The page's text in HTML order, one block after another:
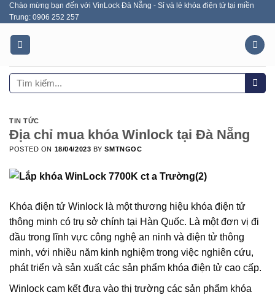
Skip
to
content
Chào mừng bạn đến với VinLock Đà Nẵng - Sỉ và lẻ khóa điện tử tại miền
Trung: 0906 252 257
Tìm
kiếm:
TIN TỨC
Địa chỉ mua khóa Winlock tại Đà Nẵng
POSTED ON 18/04/2023 BYSMTNGOC
Khóa điện tử Winlock là một thương hiệu khóa điện tử
thông minh có trụ sở chính tại Hàn Quốc. Là một đơn vị đi
đầu trong lĩnh vực công nghệ an ninh và điện tử thông
minh, với nhiều năm kinh nghiệm trong việc nghiên cứu,
phát triển và sản xuất các sản phẩm khóa điện tử cao cấp.
Winlock cam kết đưa vào thị trường các sản phẩm khóa